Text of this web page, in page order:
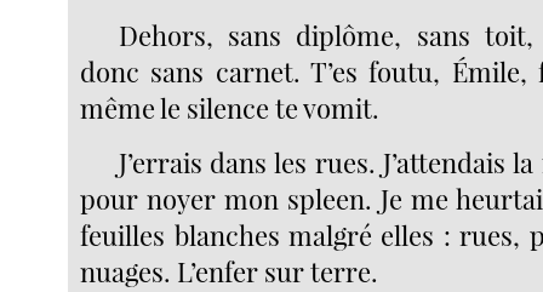
Dehors, sans diplôme, sans
donc sans carnet. T’es foutu,
même le silence te vomit.
J’errais dans les rues. J’attendais
pour noyer mon spleen. Je me
feuilles blanches malgré elles : rues,
nuages. L’enfer sur terre.